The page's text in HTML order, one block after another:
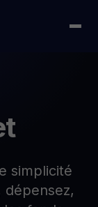
simplicité
dépensez,